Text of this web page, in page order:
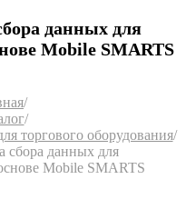
данных для
Mobile SMARTS
/
/
торгового оборудования/
сбора данных для
Mobile SMARTS